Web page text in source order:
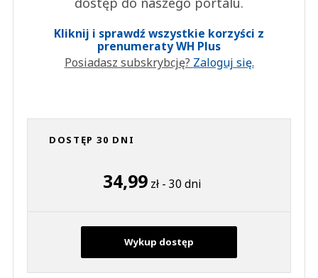
Kliknij i sprawdź wszystkie korzyści z
prenumeraty WH Plus
Posiadasz subskrybcję? Zaloguj się.
DOSTĘP 30 DNI
34,99 zł - 30 dni
Wykup dostęp